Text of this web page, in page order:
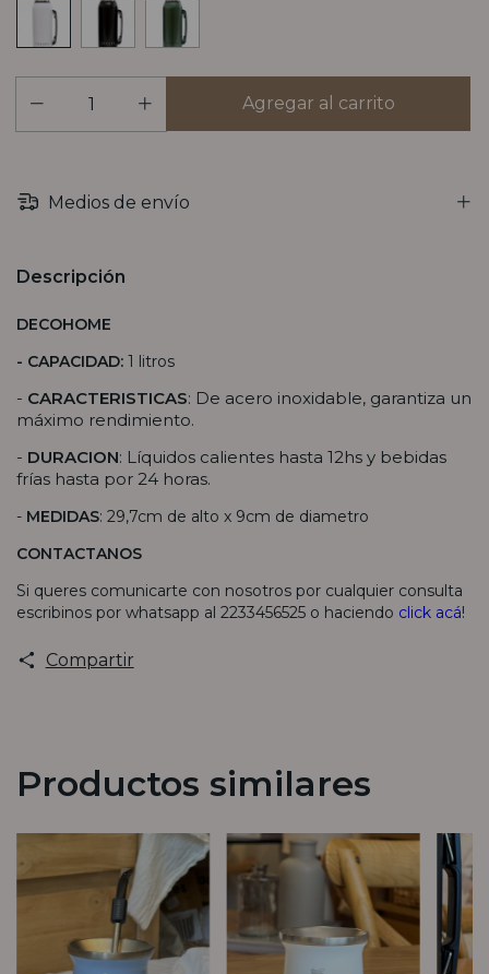
Medios de envío
Descripción
DECOHOME
- CAPACIDAD: 1 litros
- CARACTERISTICAS: De acero inoxidable, garantiza un
máximo rendimiento.
- DURACION: Líquidos calientes hasta 12hs y bebidas
frías hasta por 24 horas.
- MEDIDAS: 29,7cm de alto x 9cm de diametro
CONTACTANOS
Si queres comunicarte con nosotros por cualquier consulta
escribinos por whatsapp al 2233456525 o haciendo click acá!
Compartir
Productos similares